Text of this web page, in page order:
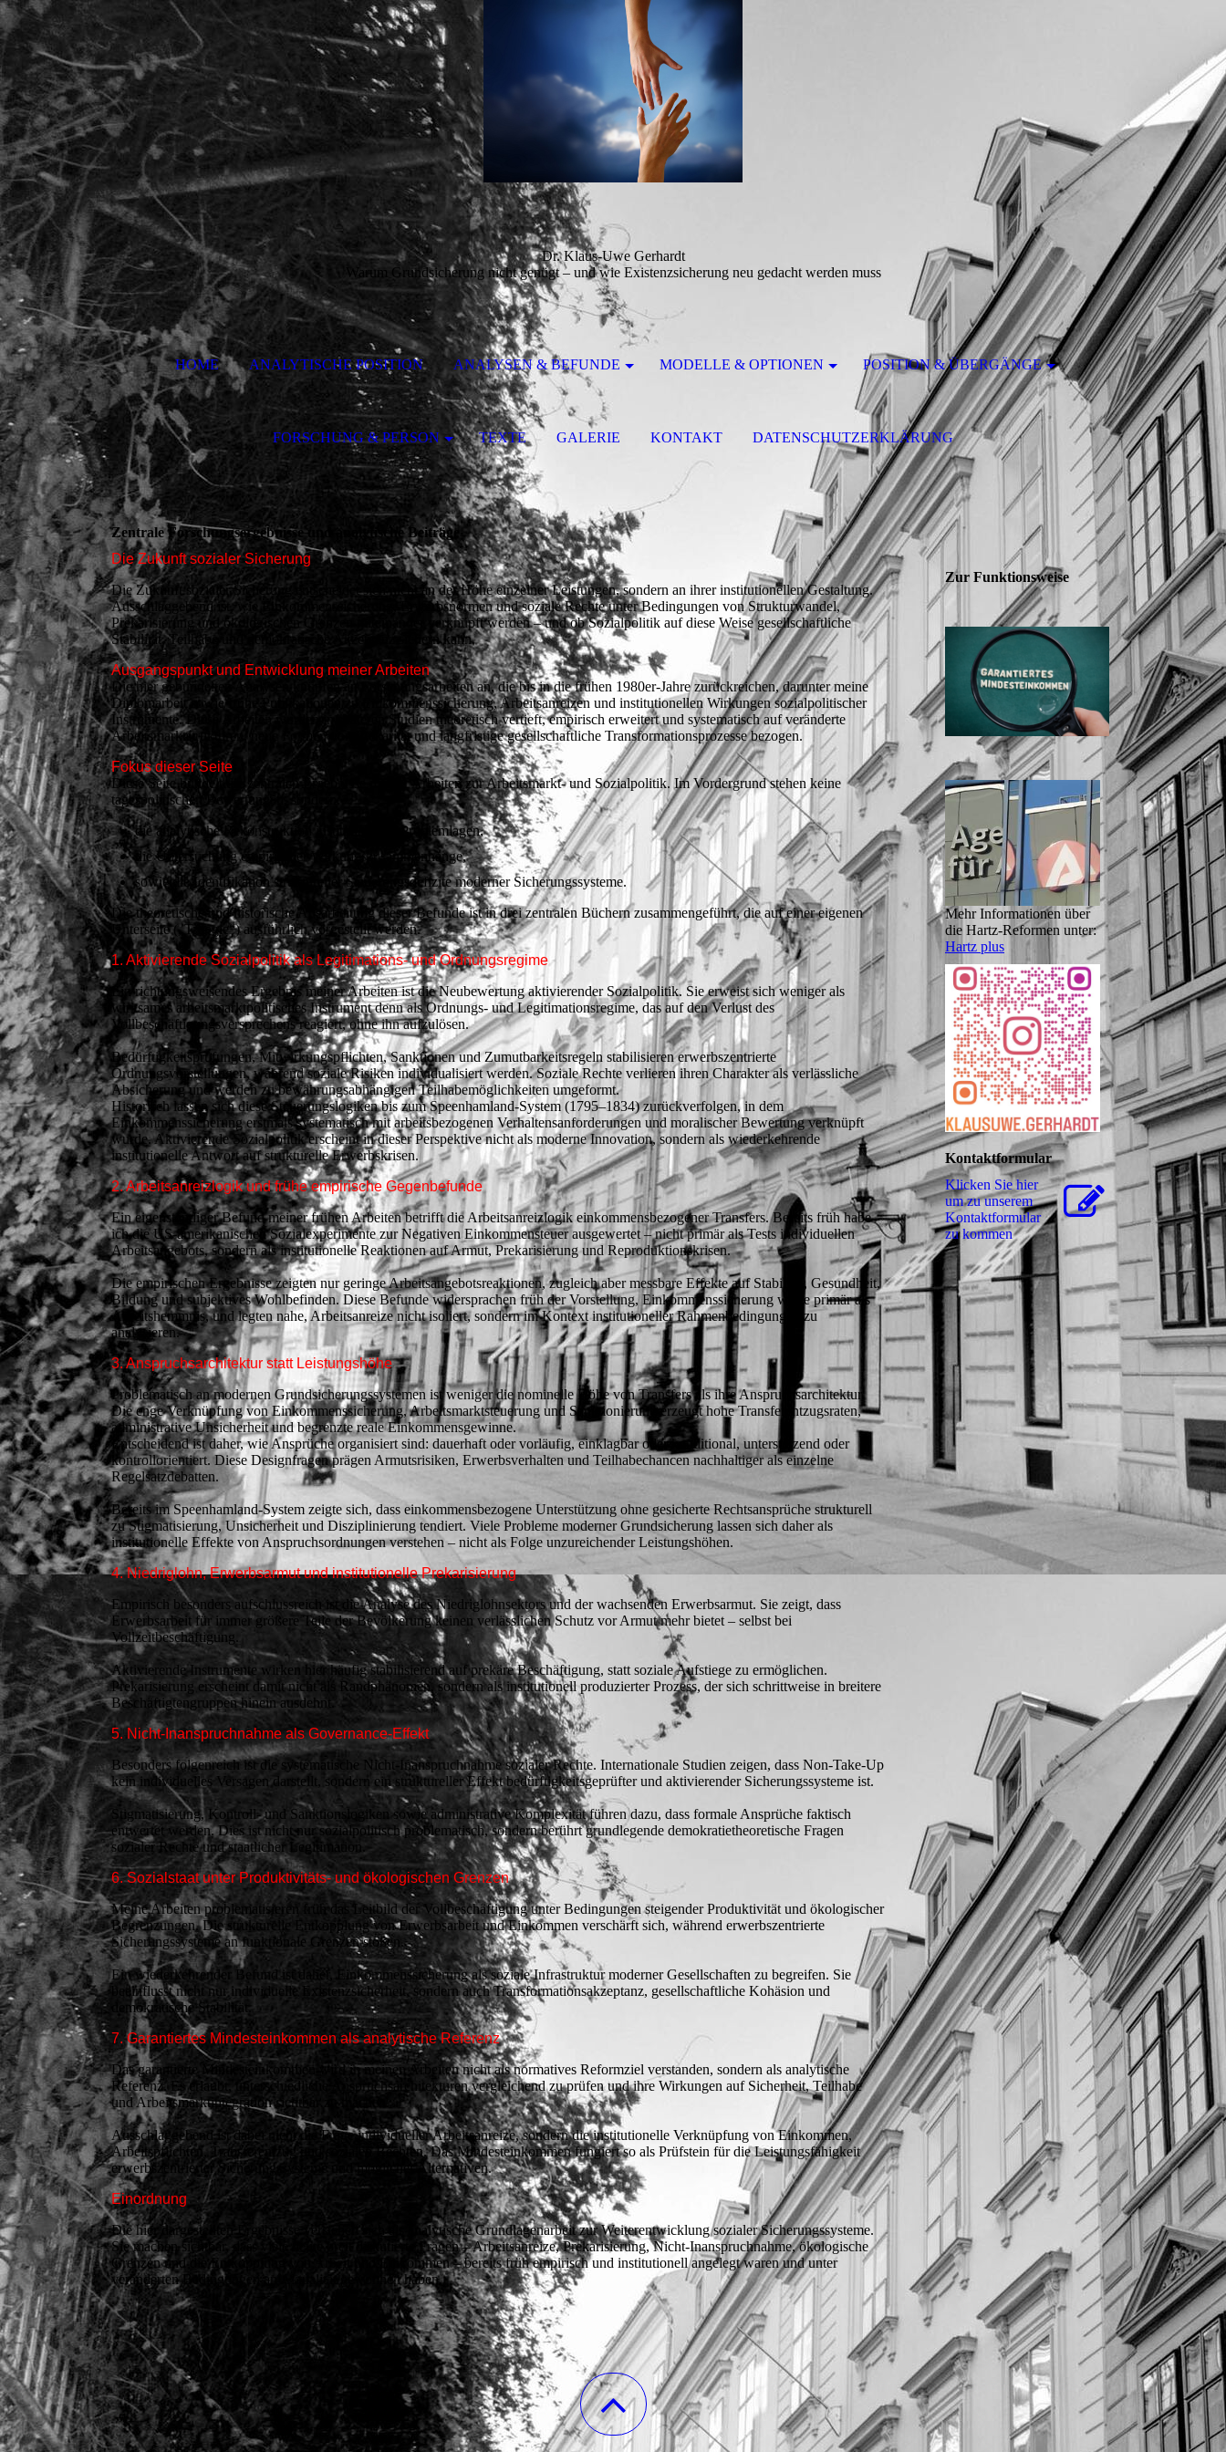
Dr. Klaus-Uwe Gerhardt
Warum Grundsicherung nicht genügt – und wie Existenzsicherung neu gedacht werden muss
HOME ANALYTISCHE POSITION ANALYSEN & BEFUNDE MODELLE & OPTIONEN POSITION & ÜBERGÄNGE
FORSCHUNG & PERSON TEXTE GALERIE KONTAKT DATENSCHUTZERKLÄRUNG
Zentrale Forschungsergebnisse und analytische Beiträge
Die Zukunft sozialer Sicherung
Die Zukunft sozialer Sicherung entscheidet sich nicht an der Höhe einzelner Leistungen, sondern an ihrer institutionellen Gestaltung.
Ausschlaggebend ist, wie Einkommenssicherung, Erwerbsnormen und soziale Rechte unter Bedingungen von Strukturwandel,
Prekarisierung und ökologischen Grenzen miteinander verknüpft werden – und ob Sozialpolitik auf diese Weise gesellschaftliche
Stabilität, Teilhabe und demokratische Akzeptanz sichern kann.
Ausgangspunkt und Entwicklung meiner Arbeiten
Die hier gebündelten Analysen knüpfen an Forschungsarbeiten an, die bis in die frühen 1980er-Jahre zurückreichen, darunter meine
Diplomarbeit sowie frühe Publikationen zu Einkommenssicherung, Arbeitsanreizen und institutionellen Wirkungen sozialpolitischer
Instrumente. Diese Arbeiten wurden in späteren Studien theoretisch vertieft, empirisch erweitert und systematisch auf veränderte
Arbeitsmarktstrukturen, neue Formen von Prekarität und langfristige gesellschaftliche Transformationsprozesse bezogen.
Fokus dieser Seite
Diese Seite bündelt die zentralen Ergebnisse meiner Arbeiten zur Arbeitsmarkt- und Sozialpolitik. Im Vordergrund stehen keine
tagespolitischen Bewertungen, sondern:
die analytische Rekonstruktion institutioneller Problemlagen,
die Untersuchung empirischer Wirkungszusammenhänge,
sowie die Identifikation struktureller Steuerungsdefizite moderner Sicherungssysteme.
Die theoretische und historische Ausarbeitung dieser Befunde ist in drei zentralen Büchern zusammengeführt, die auf einer eigenen
Unterseite („Trilogie“) ausführlich vorgestellt werden.
1. Aktivierende Sozialpolitik als Legitimations- und Ordnungsregime
Ein richtungsweisendes Ergebnis meiner Arbeiten ist die Neubewertung aktivierender Sozialpolitik. Sie erweist sich weniger als
wirksames arbeitsmarktpolitisches Instrument denn als Ordnungs- und Legitimationsregime, das auf den Verlust des
Vollbeschäftigungsversprechens reagiert, ohne ihn aufzulösen.
Bedürftigkeitsprüfungen, Mitwirkungspflichten, Sanktionen und Zumutbarkeitsregeln stabilisieren erwerbszentrierte
Ordnungsvorstellungen, während soziale Risiken individualisiert werden. Soziale Rechte verlieren ihren Charakter als verlässliche
Absicherung und werden zu bewährungsabhängigen Teilhabemöglichkeiten umgeformt.
Historisch lassen sich diese Steuerungslogiken bis zum Speenhamland-System (1795–1834) zurückverfolgen, in dem
Einkommenssicherung erstmals systematisch mit arbeitsbezogenen Verhaltensanforderungen und moralischer Bewertung verknüpft
wurde. Aktivierende Sozialpolitik erscheint in dieser Perspektive nicht als moderne Innovation, sondern als wiederkehrende
institutionelle Antwort auf strukturelle Erwerbskrisen.
2. Arbeitsanreizlogik und frühe empirische Gegenbefunde
Ein eigenständiger Befund meiner frühen Arbeiten betrifft die Arbeitsanreizlogik einkommensbezogener Transfers. Bereits früh habe
ich die US-amerikanischen Sozialexperimente zur Negativen Einkommensteuer ausgewertet – nicht primär als Tests individuellen
Arbeitsangebots, sondern als institutionelle Reaktionen auf Armut, Prekarisierung und Reproduktionskrisen.
Die empirischen Ergebnisse zeigten nur geringe Arbeitsangebotsreaktionen, zugleich aber messbare Effekte auf Stabilität, Gesundheit,
Bildung und subjektives Wohlbefinden. Diese Befunde widersprachen früh der Vorstellung, Einkommenssicherung wirke primär als
Arbeitshemmnis, und legten nahe, Arbeitsanreize nicht isoliert, sondern im Kontext institutioneller Rahmenbedingungen zu
analysieren.
3. Anspruchsarchitektur statt Leistungshöhe
Problematisch an modernen Grundsicherungssystemen ist weniger die nominelle Höhe von Transfers als ihre Anspruchsarchitektur.
Die enge Verknüpfung von Einkommenssicherung, Arbeitsmarktsteuerung und Sanktionierung erzeugt hohe Transferentzugsraten,
administrative Unsicherheit und begrenzte reale Einkommensgewinne.
Entscheidend ist daher, wie Ansprüche organisiert sind: dauerhaft oder vorläufig, einklagbar oder konditional, unterstützend oder
kontrollorientiert. Diese Designfragen prägen Armutsrisiken, Erwerbsverhalten und Teilhabechancen nachhaltiger als einzelne
Regelsatzdebatten.
Bereits im Speenhamland-System zeigte sich, dass einkommensbezogene Unterstützung ohne gesicherte Rechtsansprüche strukturell
zu Stigmatisierung, Unsicherheit und Disziplinierung tendiert. Viele Probleme moderner Grundsicherung lassen sich daher als
institutionelle Effekte von Anspruchsordnungen verstehen – nicht als Folge unzureichender Leistungshöhen.
4. Niedriglohn, Erwerbsarmut und institutionelle Prekarisierung
Empirisch besonders aufschlussreich ist die Analyse des Niedriglohnsektors und der wachsenden Erwerbsarmut. Sie zeigt, dass
Erwerbsarbeit für immer größere Teile der Bevölkerung keinen verlässlichen Schutz vor Armut mehr bietet – selbst bei
Vollzeitbeschäftigung.
Aktivierende Instrumente wirken hier häufig stabilisierend auf prekäre Beschäftigung, statt soziale Aufstiege zu ermöglichen.
Prekarisierung erscheint damit nicht als Randphänomen, sondern als institutionell produzierter Prozess, der sich schrittweise in breitere
Beschäftigtengruppen hinein ausdehnt.
5. Nicht-Inanspruchnahme als Governance-Effekt
Besonders folgenreich ist die systematische Nicht-Inanspruchnahme sozialer Rechte. Internationale Studien zeigen, dass Non-Take-Up
kein individuelles Versagen darstellt, sondern ein struktureller Effekt bedürftigkeitsgeprüfter und aktivierender Sicherungssysteme ist.
Stigmatisierung, Kontroll- und Sanktionslogiken sowie administrative Komplexität führen dazu, dass formale Ansprüche faktisch
entwertet werden. Dies ist nicht nur sozialpolitisch problematisch, sondern berührt grundlegende demokratietheoretische Fragen
sozialer Rechte und staatlicher Legitimation.
6. Sozialstaat unter Produktivitäts- und ökologischen Grenzen
Meine Arbeiten problematisieren früh das Leitbild der Vollbeschäftigung unter Bedingungen steigender Produktivität und ökologischer
Begrenzungen. Die strukturelle Entkopplung von Erwerbsarbeit und Einkommen verschärft sich, während erwerbszentrierte
Sicherungssysteme an funktionale Grenzen stoßen.
Ein wiederkehrender Befund ist daher, Einkommenssicherung als soziale Infrastruktur moderner Gesellschaften zu begreifen. Sie
beeinflusst nicht nur individuelle Existenzsicherheit, sondern auch Transformationsakzeptanz, gesellschaftliche Kohäsion und
demokratische Stabilität.
7. Garantiertes Mindesteinkommen als analytische Referenz
Das garantierte Mindesteinkommen wird in meinen Arbeiten nicht als normatives Reformziel verstanden, sondern als analytische
Referenz. Es erlaubt, unterschiedliche Anspruchsarchitekturen vergleichend zu prüfen und ihre Wirkungen auf Sicherheit, Teilhabe
und Arbeitsmarktintegration sichtbar zu machen.
Ausschlaggebend ist dabei nicht die Frage individueller Arbeitsanreize, sondern die institutionelle Verknüpfung von Einkommen,
Arbeitspflichten, Transferentzug und sozialen Rechten. Das Mindesteinkommen fungiert so als Prüfstein für die Leistungsfähigkeit
erwerbszentrierter Sicherungssysteme und möglicher Alternativen.
Einordnung
Die hier dargestellten Ergebnisse verstehen sich als analytische Grundlagenarbeit zur Weiterentwicklung sozialer Sicherungssysteme.
Sie machen sichtbar, dass viele heute breit diskutierte Fragen – Arbeitsanreize, Prekarisierung, Nicht-Inanspruchnahme, ökologische
Grenzen und die Entkopplung von Arbeit und Einkommen – bereits früh empirisch und institutionell angelegt waren und unter
veränderten Bedingungen an Aktualität gewonnen haben.
Zur Funktionsweise
Mehr Informationen über
die Hartz-Reformen unter:
Hartz plus
Kontaktformular
Klicken Sie hier
um zu unserem
Kon­takt­for­mu­lar
zu kommen